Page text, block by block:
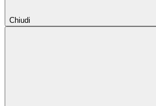
Chiudi